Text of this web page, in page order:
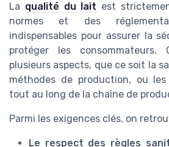
La qualité du lait est
normes et des
indispensables pour assurer la
protéger les consommateurs.
plusieurs aspects, que ce soit la
méthodes de production, ou
tout au long de la chaîne de
Parmi les exigences clés, on
Le respect des règles